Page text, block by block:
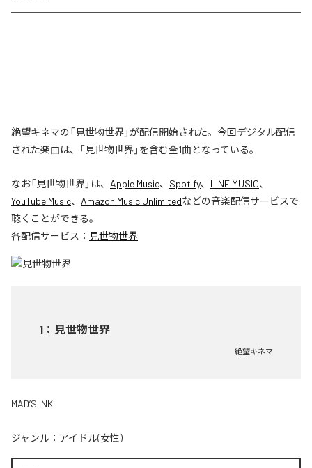
絶望キネマの「見世物世界」が配信開始された。今回デジタル配信
された楽曲は、「見世物世界」を含む全1曲となっている。
なお「見世物世界」は、 Apple Music、 Spotify、 LINE MUSIC、
YouTube Music、 Amazon Music Unlimitedなどの音楽配信サービスで
聴くことができる。
各配信サービス： 見世物世界
1 ： 見世物世界
絶望キネマ
MAD’S iNK
ジャンル： アイドル(女性)